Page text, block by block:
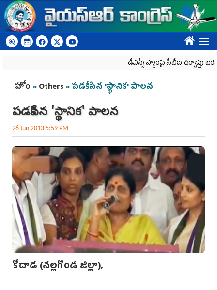
Skip to main content
????
డీఎస్సీ స్కాంపై సీబీఐ దర్యాప్తు జరగాల్సిందే
You are here
హోం »Others» పడకేసిన 'స్థానిక' పాలన
పడకేసిన 'స్థానిక' పాలన
26 Jun 2013 5:59 PM
కోదాడ (నల్లగొండ జిల్లా),